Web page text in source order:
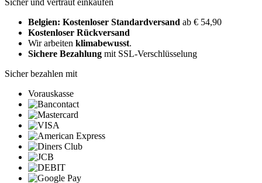
Belgien: Kostenloser Standardversand ab € 54,90
Kostenloser Rückversand
Wir arbeiten klimabewusst.
Sichere Bezahlung mit SSL-Verschlüsselung
Sicher bezahlen mit
Vorauskasse